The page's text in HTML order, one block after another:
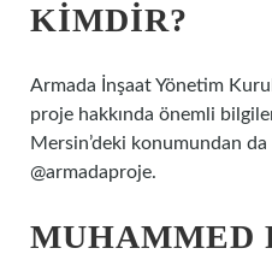
KIMDIR?
Armada İnşaat Yönetim
proje hakkında önemli
Mersin’deki konumundan
@armadaproje.
MUHAMMED